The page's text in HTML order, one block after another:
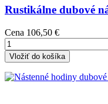
Rustikálne dubové
Cena 106,50 €
Vložiť do košíka